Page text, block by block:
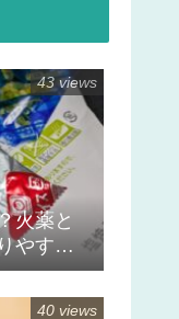
火薬と
やすく
43 views
40 views